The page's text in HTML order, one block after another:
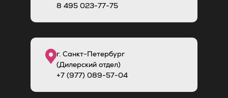
8 495 023-77-75
г. Санкт-Петербург
(Дилерский отдел)
+7 (977) 089-57-04